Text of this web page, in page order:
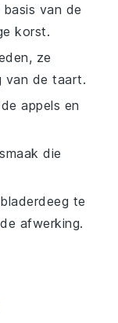
van de
korst.
ze
van de taart.
appels en
die
te
afwerking.